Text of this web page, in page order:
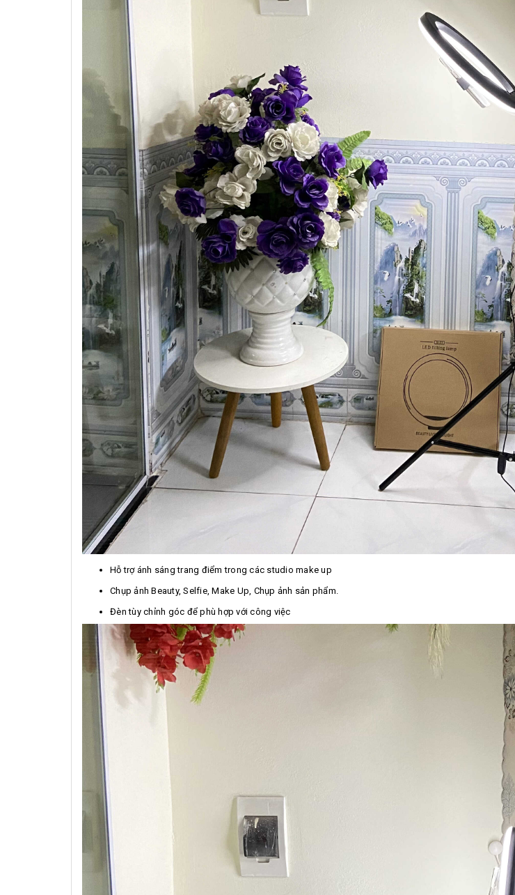
Hỗ trợ ánh sáng trang điểm trong các studio make up
Chụp ảnh Beauty, Selfie, Make Up, Chụp ảnh sản phẩm.
Đèn tùy chỉnh góc để phù hợp với công việc